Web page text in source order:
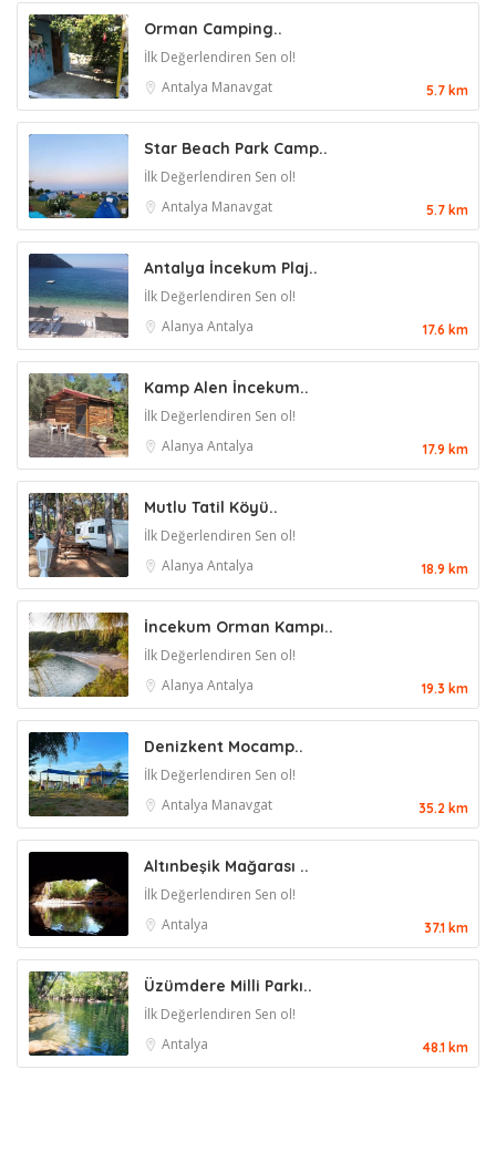
Orman Camping..
İlk Değerlendiren Sen ol!
Antalya Manavgat 5.7 km
Star Beach Park Camp..
İlk Değerlendiren Sen ol!
Antalya Manavgat 5.7 km
Antalya İncekum Plaj..
İlk Değerlendiren Sen ol!
Alanya Antalya 17.6 km
Kamp Alen İncekum..
İlk Değerlendiren Sen ol!
Alanya Antalya 17.9 km
Mutlu Tatil Köyü..
İlk Değerlendiren Sen ol!
Alanya Antalya 18.9 km
İncekum Orman Kampı..
İlk Değerlendiren Sen ol!
Alanya Antalya 19.3 km
Denizkent Mocamp..
İlk Değerlendiren Sen ol!
Antalya Manavgat 35.2 km
Altınbeşik Mağarası ..
İlk Değerlendiren Sen ol!
Antalya
37.1 km
Üzümdere Milli Parkı..
İlk Değerlendiren Sen ol!
Antalya
48.1 km